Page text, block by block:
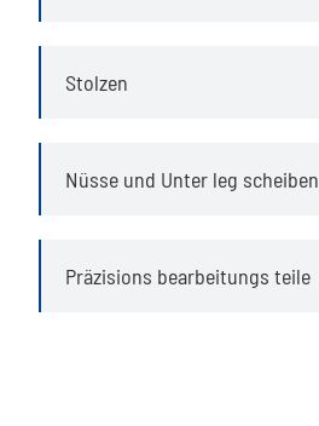
Stolzen
Nüsse und Unter leg scheiben
Präzisions bearbeitungs teile